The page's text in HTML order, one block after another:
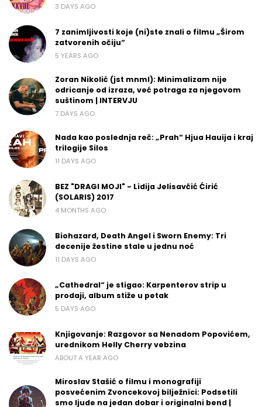
3 DAYS AGO
7 zanimljivosti koje (ni)ste znali o filmu „Širom
zatvorenih očiju“
5 YEARS AGO
Zoran Nikolić (jst mnml): Minimalizam nije
odricanje od izraza, već potraga za njegovom
suštinom | INTERVJU
7 DAYS AGO
Nada kao poslednja reč: „Prah“ Hjua Hauija i kraj
trilogije Silos
11 DAYS AGO
BEZ "DRAGI MOJI" - Lidija Jelisavčić Ćirić
(SOLARIS) 2017
4 MONTHS AGO
Biohazard, Death Angel i Sworn Enemy: Tri
decenije žestine stale u jednu noć
11 DAYS AGO
„Cathedral“ je stigao: Karpenterov strip u
prodaji, album stiže u petak
5 DAYS AGO
Knjigovanje: Razgovor sa Nenadom Popovićem,
urednikom Helly Cherry vebzina
ABOUT A YEAR AGO
Miroslav Stašić o filmu i monografiji
posvećenim Zvoncekovoj bilježnici: Podsetili
smo ljude na jedan dobar i originalni bend |